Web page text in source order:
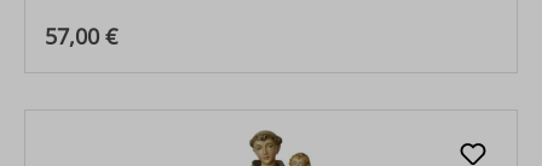
Regulärer Preis:
57,00 €